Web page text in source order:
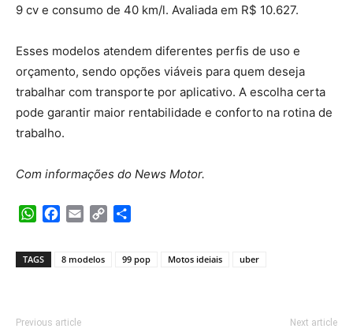
9 cv e consumo de 40 km/l. Avaliada em R$ 10.627.
Esses modelos atendem diferentes perfis de uso e
orçamento, sendo opções viáveis para quem deseja
trabalhar com transporte por aplicativo. A escolha certa
pode garantir maior rentabilidade e conforto na rotina de
trabalho.
Com informações do News Motor.
WhatsApp
Facebook
Email Copy
TAGS 8 modelos 99 pop Motos ideiais uber
Previous article Next article